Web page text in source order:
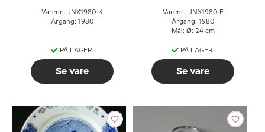
Varenr.: JNX1980-K
Årgang: 1980
PÅ LAGER
Se vare
Varenr.: JNX1980-F
Årgang: 1980
Mål: Ø: 24 cm
PÅ LAGER
Se vare